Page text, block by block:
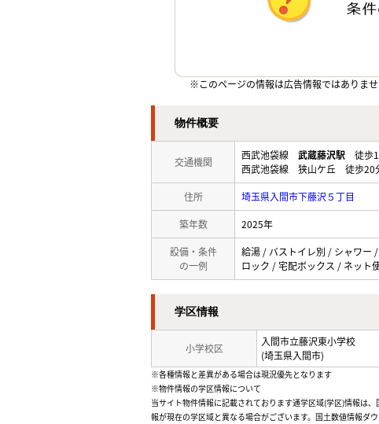
※このページの情報は広告情報ではありま
物件概要
交通機関
西武池袋線 武蔵藤沢駅 徒歩
西武池袋線 狭山ケ丘 徒歩20
住所 埼玉県入間市下藤沢５丁目
築年数 2025年
設備・条件
の一例
給湯 / バストイレ別 / シャワー
ロック / 宅配ボックス / ネット
学区情報
小学校区
入間市立藤沢東小学校
(埼玉県入間市)
※各種情報と差異がある場合は現況優先となります
※物件情報の学区情報について
当サイト物件情報に記載されております通学区域(学区)情報は
報が現在の学区域と異なる場合がございます。国土数値情報ダ